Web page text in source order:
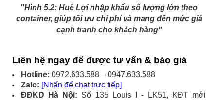
"Hình 5.2: Huê Lợi nhập khẩu số lượng lớn theo
container, giúp tối ưu chi phí và mang đến mức giá
cạnh tranh cho khách hàng"
Liên hệ ngay để được tư vấn & báo giá
Hotline: 0972.633.588 – 0947.633.588
Zalo: [Nhấn để chat trực tiếp]
ĐĐKD Hà Nội: Số 135 Louis I - LK51, KĐT mới